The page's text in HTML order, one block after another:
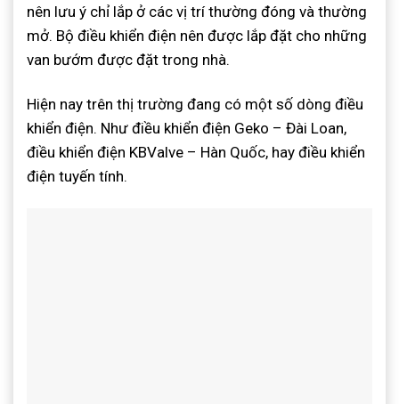
nên lưu ý chỉ lắp ở các vị trí thường đóng và thường
mở. Bộ điều khiển điện nên được lắp đặt cho những
van bướm được đặt trong nhà.
Hiện nay trên thị trường đang có một số dòng điều
khiển điện. Như điều khiển điện Geko – Đài Loan,
điều khiển điện KBValve – Hàn Quốc, hay điều khiển
điện tuyến tính.